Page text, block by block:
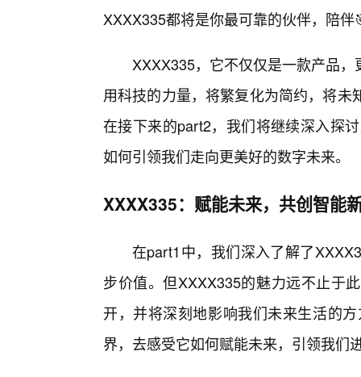
XXXX335都将是你最可靠的伙伴，陪
XXXX335，它不仅仅是一款产品
用科技的力量，将繁复化为简约，将
在接下来的part2，我们将继续深入探
如何引领我们走向更美好的数字未来。
XXXX335：赋能未来，共创智能
在part1中，我们深入了解了
步价值。但XXXX335的魅力远不止于
开，并将深刻地影响我们未来生活的
界，去感受它如何赋能未来，引领我们